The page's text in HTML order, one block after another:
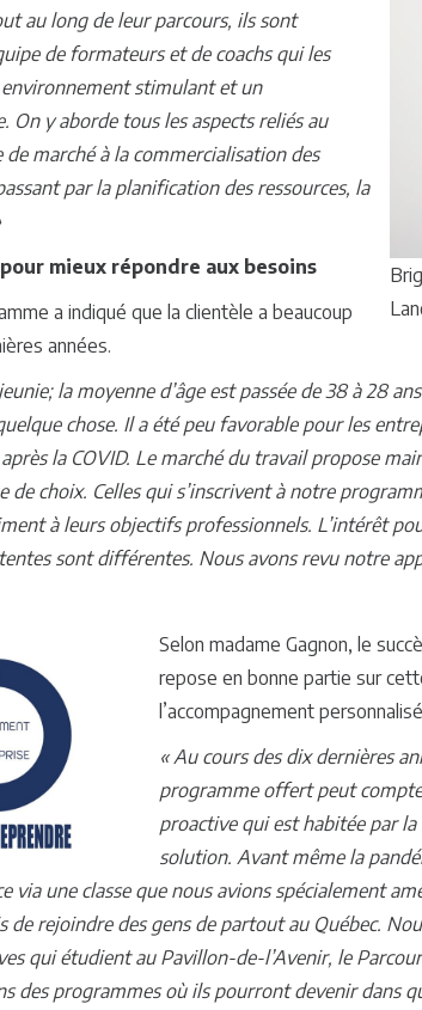
au long de leur parcours, ils sont
de formateurs et de coachs qui les
stimulant et un
On y aborde tous les aspects reliés au
de marché à la commercialisation des
par la planification des ressources, la
mieux répondre aux besoins
a indiqué que la clientèle a beaucoup
années.
la moyenne d’âge est passée de 38 à 28
chose. Il a été peu favorable pour les
la COVID. Le marché du travail propose
de choix. Celles qui s’inscrivent à notre
à leurs objectifs professionnels. L’intérêt
sont différentes. Nous avons revu notre
Selon madame Gagnon, le
repose en bonne partie sur
l’accompagnement
« Au cours des dix dernières
programme offert peut
proactive qui est habitée par
solution. Avant même la
via une classe que nous avions spécialement
rejoindre des gens de partout au Québec.
qui étudient au Pavillon-de-l’Avenir, le
des programmes où ils pourront devenir dans